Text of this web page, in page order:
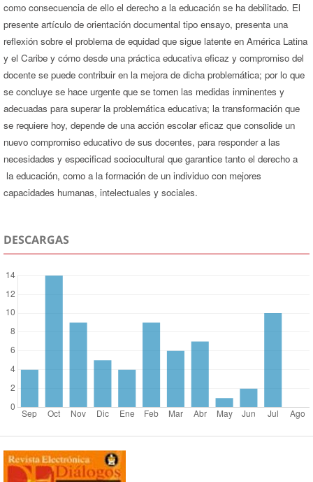
como consecuencia de ello el derecho a la educación se ha debilitado. El
presente artículo de orientación documental tipo ensayo, presenta una
reflexión sobre el problema de equidad que sigue latente en América Latina
y el Caribe y cómo desde una práctica educativa eficaz y compromiso del
docente se puede contribuir en la mejora de dicha problemática; por lo que
se concluye se hace urgente que se tomen las medidas inminentes y
adecuadas para superar la problemática educativa; la transformación que
se requiere hoy, depende de una acción escolar eficaz que consolide un
nuevo compromiso educativo de sus docentes, para responder a las
necesidades y especificad sociocultural que garantice tanto el derecho a
la educación, como a la formación de un individuo con mejores
capacidades humanas, intelectuales y sociales.
DESCARGAS